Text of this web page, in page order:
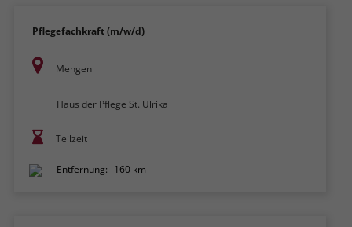
Pflegefachkraft (m/w/d)
Mengen
Haus der Pflege St. Ulrika
Teilzeit
Entfernung: 160 km